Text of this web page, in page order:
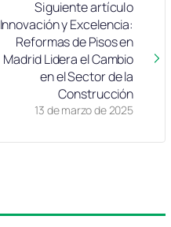
Siguiente artículo
13 de marzo de 2025
Innovación y Excelencia:
Reformas de Pisos en
Madrid Lidera el Cambio
en el Sector de la
Construcción